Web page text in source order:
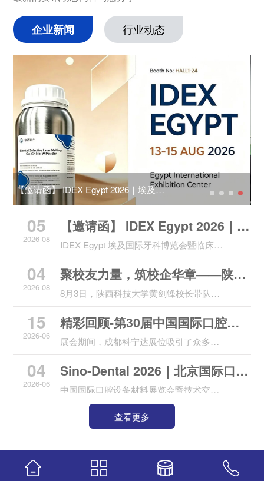
企业新闻 行业动态
【邀请函】 IDEX Egypt 2026｜埃及国
际口腔展
05
2026-08
【邀请函】 IDEX Egypt 2026｜埃
及国际口腔展
IDEX Egypt 埃及国际牙科博览会暨临床大
会，是北非及非洲大陆体量领先、行业认
可度顶尖的国际牙科商贸与学术盛会，亦
是环地中海区域标杆级齿科交流平台。
04
2026-08
聚校友力量，筑校企华章——陕西
科技大学走访成都科宁达材料，深
化产学研与人才共育合作
8月3日，陕西科技大学黄剑锋校长带队，
一行十人到访校友企业成都科宁达材料有
限公司开展走访交流，双方依托校友纽
带，共叙校友情、共探新合作、共谋人才
新发展。
15
2026-06
精彩回顾-第30届中国国际口腔设
备材料展览会暨技术交流会
展会期间，成都科宁达展位吸引了众多专
业观众的驻足交流。来自全球多个地区的
经销商、义齿加工厂、齿科实验室、3D打
印中心以及口腔医生纷纷前来咨询，对我
04
2026-06
Sino-Dental 2026｜北京国际口腔
展邀请函
中国国际口腔设备材料展览会暨技术交流
会，是国内体量最大、行业认可度顶尖的
口腔专业商贸与学术盛会，亦是亚太地区
标杆级齿科交流平台。
查看更多